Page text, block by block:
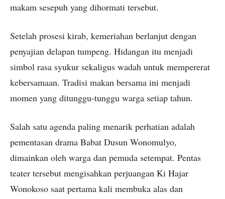
makam sesepuh yang dihormati tersebut.
Setelah prosesi kirab, kemeriahan berlanjut dengan
penyajian delapan tumpeng. Hidangan itu menjadi
simbol rasa syukur sekaligus wadah untuk mempererat
kebersamaan. Tradisi makan bersama ini menjadi
momen yang ditunggu-tunggu warga setiap tahun.
Salah satu agenda paling menarik perhatian adalah
pementasan drama Babat Dusun Wonomulyo,
dimainkan oleh warga dan pemuda setempat. Pentas
teater tersebut mengisahkan perjuangan Ki Hajar
Wonokoso saat pertama kali membuka alas dan